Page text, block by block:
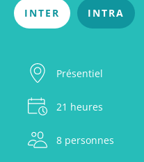
INTER INTRA
Présentiel
21 heures
8 personnes